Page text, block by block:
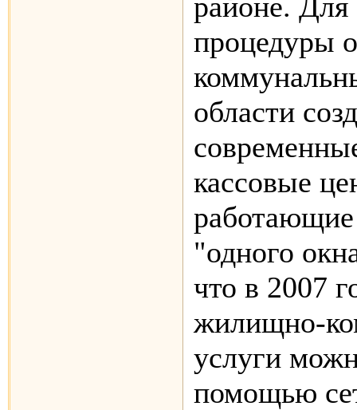
процедуры
области
кассовые
"одного
что в 2007
жилищно-
услуги
помощью